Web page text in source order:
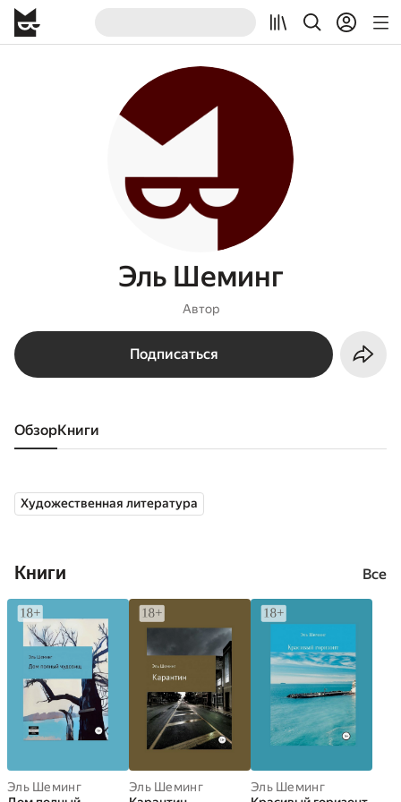
Эль Шеминг
Автор
Подписаться
Обзор книги
Художественная литература
Книги Все
Эль Шеминг
Эль Шеминг
Эль Шеминг